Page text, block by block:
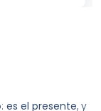
es el presente, y